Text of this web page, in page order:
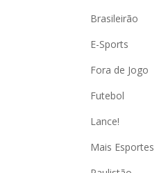
Brasileirão
E-Sports
Fora de Jogo
Futebol
Lance!
Mais Esportes